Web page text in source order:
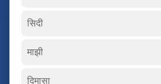
सिदी
माझी
दिमासा